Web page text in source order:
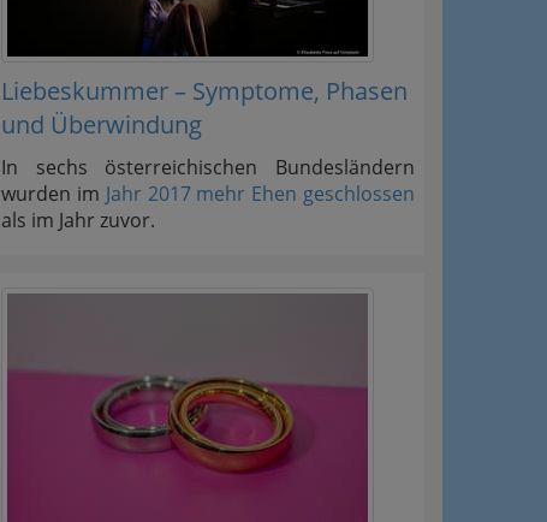
Liebeskummer – Symptome, Phasen
und Überwindung
In sechs österreichischen Bundesländern
wurden im Jahr 2017 mehr Ehen geschlossen
als im Jahr zuvor.